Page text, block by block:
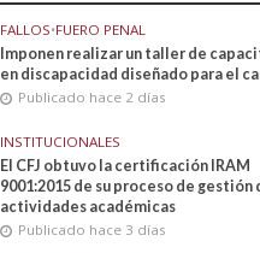
FALLOS•FUERO PENAL
Imponen realizar un taller de
en discapacidad diseñado para el
Publicado hace 2 días
INSTITUCIONALES
El CFJ obtuvo la certificación IRAM
9001:2015 de su proceso de gestión
actividades académicas
Publicado hace 3 días